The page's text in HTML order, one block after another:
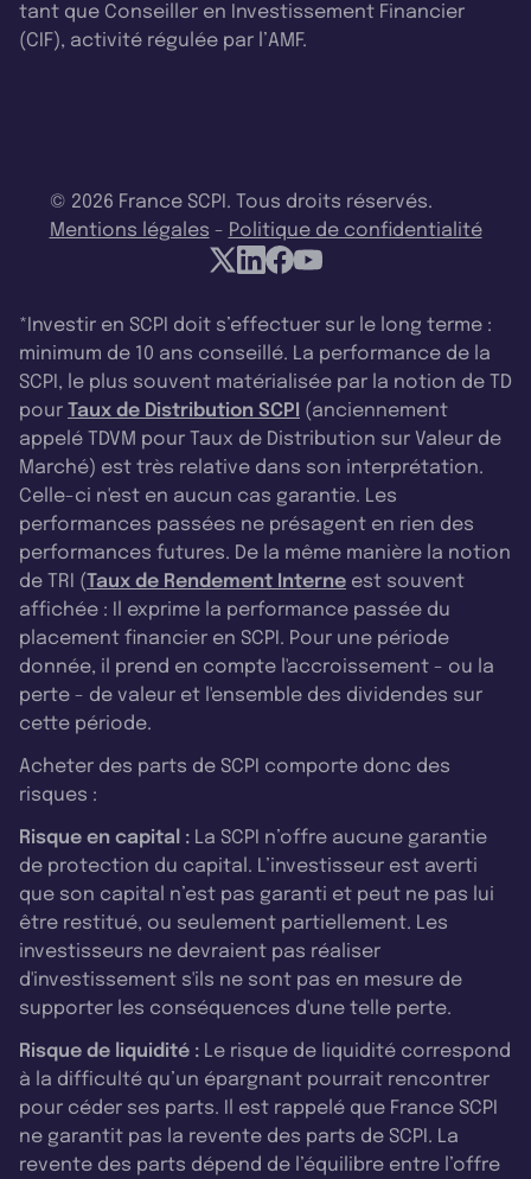
tant que Conseiller en Investissement Financier
(CIF), activité régulée par l’AMF.
© 2026 France SCPI. Tous droits réservés.
Mentions légales - Politique de confidentialité
*Investir en SCPI doit s’effectuer sur le long terme :
minimum de 10 ans conseillé. La performance de la
SCPI, le plus souvent matérialisée par la notion de TD
pour Taux de Distribution SCPI (anciennement
appelé TDVM pour Taux de Distribution sur Valeur de
Marché) est très relative dans son interprétation.
Celle-ci n'est en aucun cas garantie. Les
performances passées ne présagent en rien des
performances futures. De la même manière la notion
de TRI (Taux de Rendement Interne est souvent
affichée : Il exprime la performance passée du
placement financier en SCPI. Pour une période
donnée, il prend en compte l'accroissement - ou la
perte - de valeur et l'ensemble des dividendes sur
cette période.
Acheter des parts de SCPI comporte donc des
risques :
Risque en capital : La SCPI n’offre aucune garantie
de protection du capital. L’investisseur est averti
que son capital n’est pas garanti et peut ne pas lui
être restitué, ou seulement partiellement. Les
investisseurs ne devraient pas réaliser
d'investissement s'ils ne sont pas en mesure de
supporter les conséquences d'une telle perte.
Risque de liquidité : Le risque de liquidité correspond
à la difficulté qu’un épargnant pourrait rencontrer
pour céder ses parts. Il est rappelé que France SCPI
ne garantit pas la revente des parts de SCPI. La
revente des parts dépend de l’équilibre entre l’offre